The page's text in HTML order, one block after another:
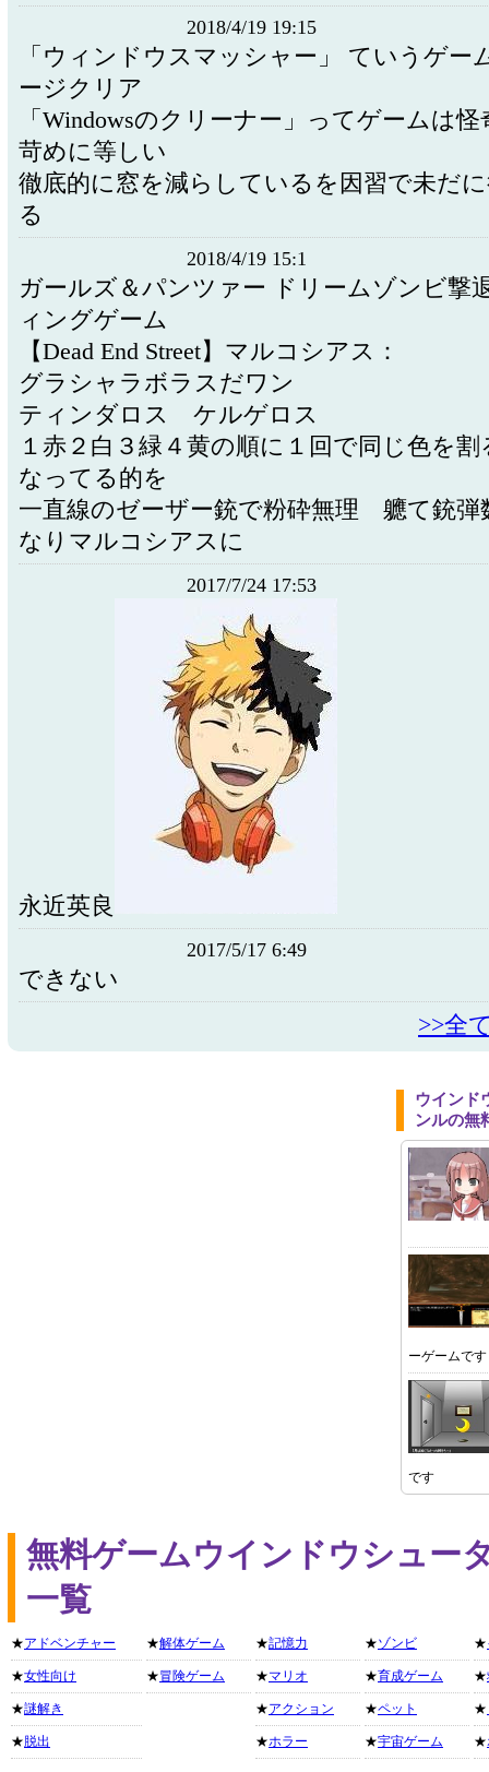
2018/4/19 19:15
「ウィンドウスマッシャー」 ていうゲー
ージクリア
「Windowsのクリーナー」ってゲームは
苛めに等しい
徹底的に窓を減らしているを因習で未だ
る
2018/4/19 15:1
ガールズ＆パンツァー ドリームゾンビ撃
ィングゲーム
【Dead End Street】マルコシアス：
グラシャラボラスだワン
ティンダロス ケルゲロス
１赤２白３緑４黄の順に１回で同じ色を
なってる的を
一直線のゼーザー銃で粉砕無理 軈て銃弾
なりマルコシアスに
2017/7/24 17:53
永近英良
2017/5/17 6:49
できない
>>全
ウインド
ンルの無
ーゲームです
です
無料ゲームウインドウシュー
一覧
★アドベンチャー
★女性向け
★謎解き
★ 脱出
★解体ゲーム
★冒険ゲーム
★記憶力
★マリオ
★アクション
★ホラー
★ゾンビ
★育成ゲーム
★ペット
★宇宙ゲーム
★
★
★
★